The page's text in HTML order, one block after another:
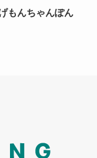
もんちゃんぽん